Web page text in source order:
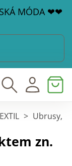
MÓDA ❤❤
> Ubrusy,
zn.